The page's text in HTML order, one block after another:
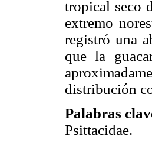
tropical seco
extremo
registró una
que la
distribución
Palabras
Psittacidae.